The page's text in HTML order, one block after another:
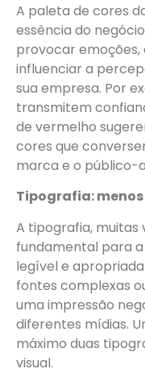
A paleta de cores
essência do
provocar emoções,
influenciar a
sua empresa. Por
transmitem
de vermelho
cores que
marca e o público-
Tipografia:
A tipografia, muitas
fundamental para a
legível e
fontes complexas
uma impressão
diferentes mídias.
máximo duas
visual.